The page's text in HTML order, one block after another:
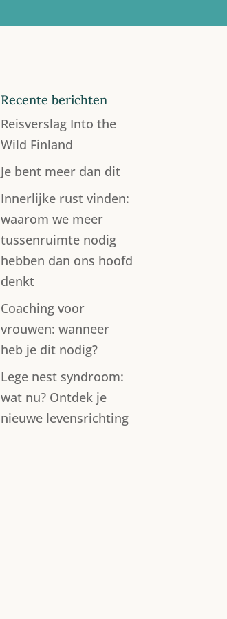
Recente berichten
Reisverslag Into the
Wild Finland
Je bent meer dan dit
Innerlijke rust vinden:
waarom we meer
tussenruimte nodig
hebben dan ons hoofd
denkt
Coaching voor
vrouwen: wanneer
heb je dit nodig?
Lege nest syndroom:
wat nu? Ontdek je
nieuwe levensrichting